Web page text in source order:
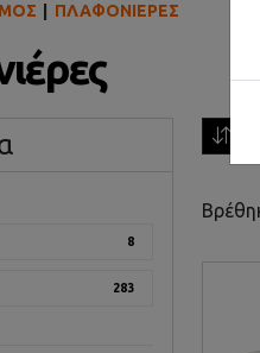
ΠΛΑΦΟΝΙΈΡΕΣ
8
283